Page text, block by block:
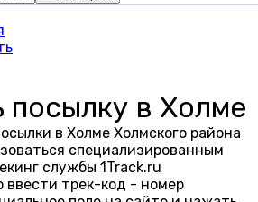
посылку в Холме
в Холме Холмского района
специализированным
службы 1Track.ru
ввести трек-код - номер